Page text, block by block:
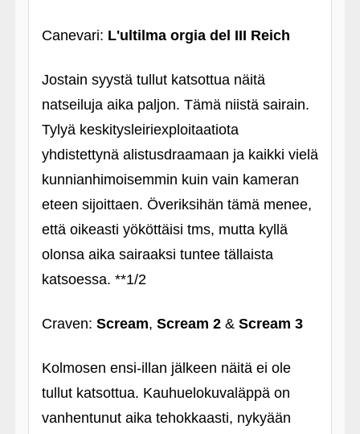
Canevari: L'ultilma orgia del III Reich
Jostain syystä tullut katsottua näitä
natseiluja aika paljon. Tämä niistä sairain.
Tylyä keskitysleiriexploitaatiota
yhdistettynä alistusdraamaan ja kaikki vielä
kunnianhimoisemmin kuin vain kameran
eteen sijoittaen. Överiksihän tämä menee,
että oikeasti yököttäisi tms, mutta kyllä
olonsa aika sairaaksi tuntee tällaista
katsoessa. **1/2
Craven: Scream, Scream 2& Scream 3
Kolmosen ensi-illan jälkeen näitä ei ole
tullut katsottua. Kauhuelokuvaläppä on
vanhentunut aika tehokkaasti, nykyään